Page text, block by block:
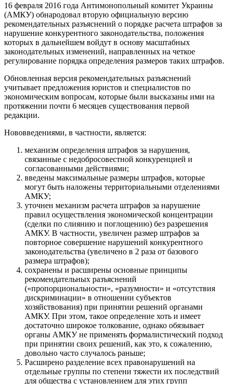
16 февраля 2016 года Антимонопольный комитет Украины
(АМКУ) обнародовал вторую официальную версию
рекомендательных разъяснений о порядке расчета штрафов за
нарушение конкурентного законодательства, положения
которых в дальнейшем войдут в основу масштабных
законодательных изменений, направленных на четкое
регулирование порядка определения размеров таких штрафов.
Обновленная версия рекомендательных разъяснений
учитывает предложения юристов и специалистов по
экономическим вопросам, которые были высказаны ими на
протяжении почти 6 месяцев существования первой
редакции.
Нововведениями, в частности, является:
механизм определения штрафов за нарушения,
связанные с недобросовестной конкуренцией и
согласованными действиями;
введены максимальные размеры штрафов, которые
могут быть наложены территориальными отделениями
АМКУ;
уточнен механизм расчета штрафов за нарушение
правил осуществления экономической концентрации
(сделки по слиянию и поглощению) без разрешения
АМКУ. В частности, увеличен размер штрафов за
повторное совершение нарушений конкурентного
законодательства (увеличено в 2 раза от базового
размера штрафов);
сохранены и расширены основные принципы
рекомендательных разъяснений
(«пропорциональности», «разумности» и «отсутствия
дискриминации» в отношении субъектов
хозяйствования) при принятии решений органами
АМКУ. При этом, такое определение хоть и имеет
достаточно широкое толкование, однако обязывает
органы АМКУ не применять формалистический подход
при принятии своих решений, как это, к сожалению,
довольно часто случалось раньше;
Расширено разделение всех правонарушений на
отдельные группы по степени тяжести их последствий
для общества с установлением для этих групп